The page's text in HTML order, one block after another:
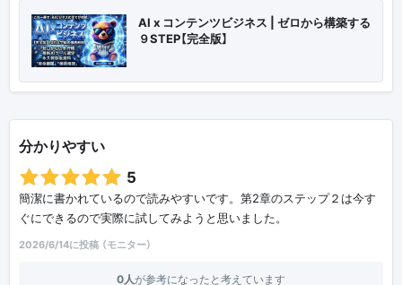
AI x コンテンツビジネス | ゼロから構築する
９STEP【完全版】
分かりやすい
5
簡潔に書かれているので読みやすいです。第2章のステップ２は今す
ぐにできるので実際に試してみようと思いました。
2026/6/14に投稿 （モニター）
0人が参考になったと考えています